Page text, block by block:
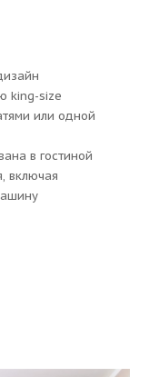
king-size
или одной
в гостиной
включая